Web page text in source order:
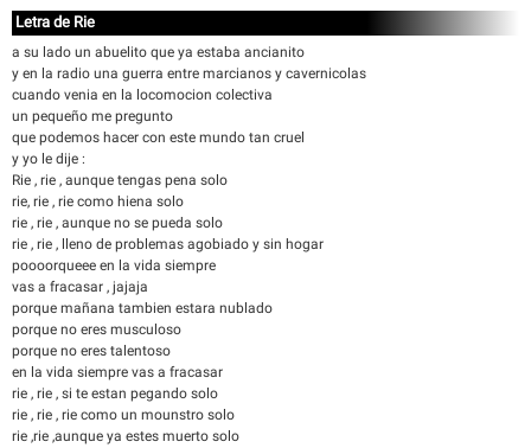
Letra de Rie
a su lado un abuelito que ya estaba ancianito
y en la radio una guerra entre marcianos y cavernicolas
cuando venia en la locomocion colectiva
un pequeño me pregunto
que podemos hacer con este mundo tan cruel
y yo le dije :
Rie , rie , aunque tengas pena solo
rie, rie , rie como hiena solo
rie , rie , aunque no se pueda solo
rie , rie , lleno de problemas agobiado y sin hogar
poooorqueee en la vida siempre
vas a fracasar , jajaja
porque mañana tambien estara nublado
porque no eres musculoso
porque no eres talentoso
en la vida siempre vas a fracasar
rie , rie , si te estan pegando solo
rie , rie , rie como un mounstro solo
rie ,rie ,aunque ya estes muerto solo